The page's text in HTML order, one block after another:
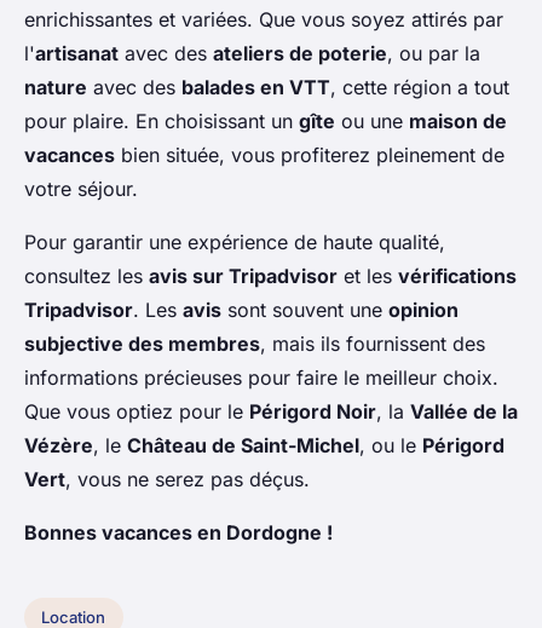
enrichissantes et variées. Que vous soyez attirés par
l'artisanat avec des ateliers de poterie, ou par la
nature avec des balades en VTT, cette région a tout
pour plaire. En choisissant un gîte ou une maison de
vacances bien située, vous profiterez pleinement de
votre séjour.
Pour garantir une expérience de haute qualité,
consultez les avis sur Tripadvisor et les vérifications
Tripadvisor. Les avis sont souvent une opinion
subjective des membres, mais ils fournissent des
informations précieuses pour faire le meilleur choix.
Que vous optiez pour le Périgord Noir, la Vallée de la
Vézère, le Château de Saint-Michel, ou le Périgord
Vert, vous ne serez pas déçus.
Bonnes vacances en Dordogne !
Location